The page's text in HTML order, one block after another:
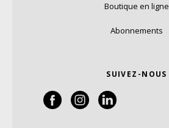
Boutique en ligne
Abonnements
SUIVEZ-NOUS